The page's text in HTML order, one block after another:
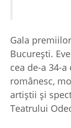
Gala
București.
cea de-a 34-
românesc,
artiștii și
Teatrului